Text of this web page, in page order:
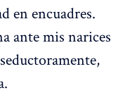
en encuadres.
ante mis narices